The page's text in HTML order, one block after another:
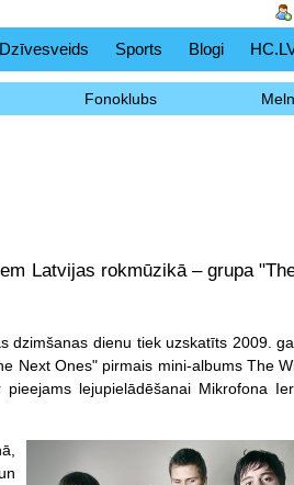
Dzīvesveids Sports Blogi
Fonoklubs
Latvijas rokmūzikā – grupa
dzimšanas dienu tiek uzskatīts 2009.
Next Ones" pirmais mini-albums The
lejupielādēšanai Mikrofona